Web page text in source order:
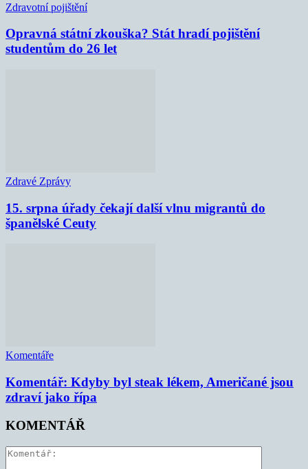
Zdravotní pojištění
Opravná státní zkouška? Stát hradí pojištění
studentům do 26 let
Zdravé Zprávy
15. srpna úřady čekají další vlnu migrantů do
španělské Ceuty
Komentáře
Komentář: Kdyby byl steak lékem, Američané jsou
zdraví jako řípa
KOMENTÁŘ